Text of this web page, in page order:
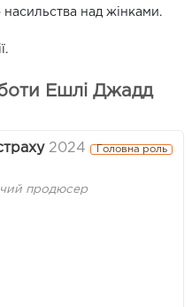
над жінками.
Ешлі Джадд
2024 Головна роль
продюсер